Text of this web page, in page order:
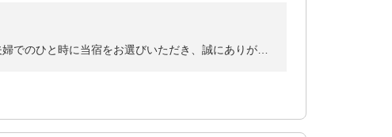
でのひと時に当宿をお選びいただき、誠にありがと
私どもが最も大切にしているおもてなしの心や、心